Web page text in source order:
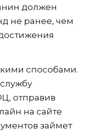
должен
не ранее, чем
способами.
отправив
на сайте
займет